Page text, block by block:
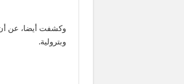
وبترولية.